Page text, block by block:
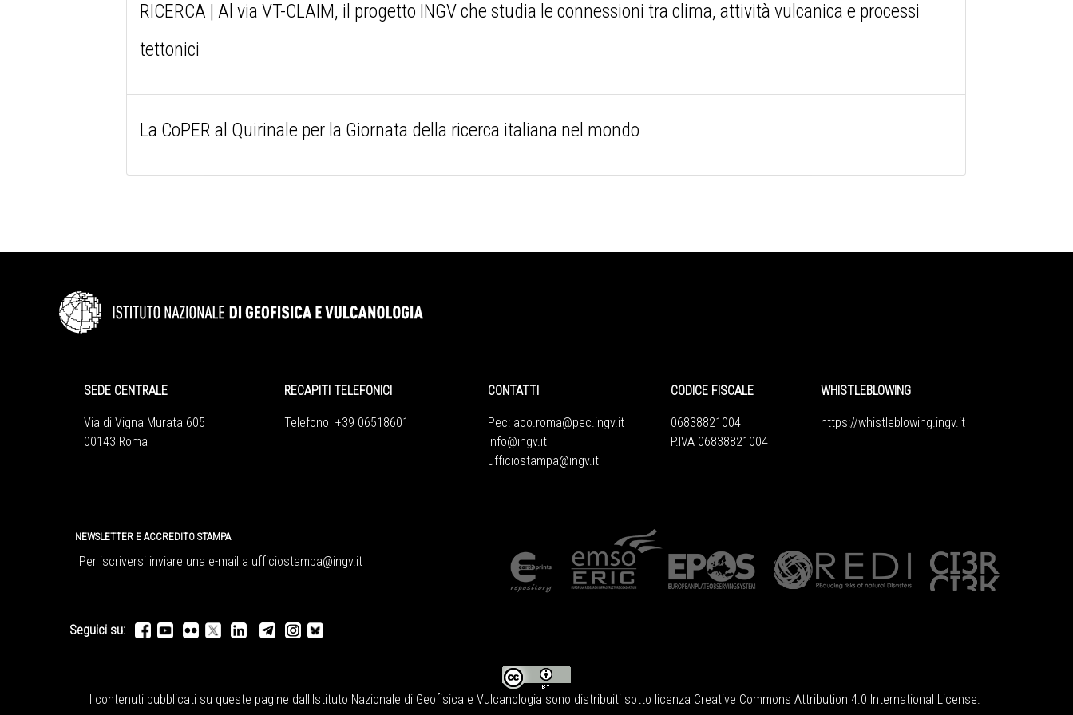
RICERCA | Al via VT-CLAIM, il progetto INGV che studia le connessioni tra clima, attività vulcanica e processi
tettonici
La CoPER al Quirinale per la Giornata della ricerca italiana nel mondo
SEDE CENTRALE
Via di Vigna Murata 605
00143 Roma
RECAPITI TELEFONICI
Telefono +39 06518601
CONTATTI
Pec: aoo.roma@pec.ingv.it
info@ingv.it
ufficiostampa@ingv.it
CODICE FISCALE
06838821004
P.IVA 06838821004
WHISTLEBLOWING
https://whistleblowing.ingv. it
NEWSLETTER E ACCREDITO STAMPA
Per iscriversi inviare una e-mail a ufficiostampa@ingv.it
Seguici su:
I contenuti pubblicati su queste pagine dall'Istituto Nazionale di Geofisica e Vulcanologia sono distribuiti sotto licenza Creative Commons Attribution 4.0 International License